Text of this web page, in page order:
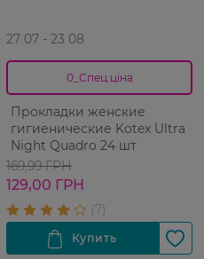
27 07 - 23 08
0_Спец.ціна
Прокладки женские
гигиенические Kotex Ultra
Night Quadro 24 шт
169,99 ГРН
129,00 ГРН